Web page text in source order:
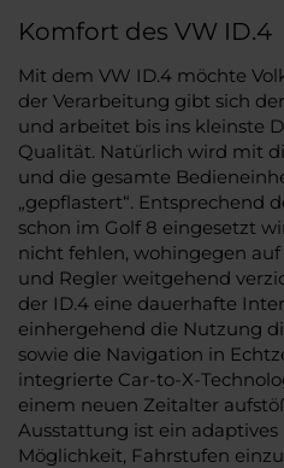
Komfort des VW ID.4
Mit dem VW ID.4 möchte
der Verarbeitung gibt sich
und arbeitet bis ins kleinste
Qualität. Natürlich wird mit
und die gesamte
„gepflastert“. Entsprechend
schon im Golf 8 eingesetzt
nicht fehlen, wohingegen
und Regler weitgehend
der ID.4 eine dauerhafte
einhergehend die Nutzung
sowie die Navigation in
integrierte Car-to-X-
einem neuen Zeitalter
Ausstattung ist ein adaptives
Möglichkeit, Fahrstufen